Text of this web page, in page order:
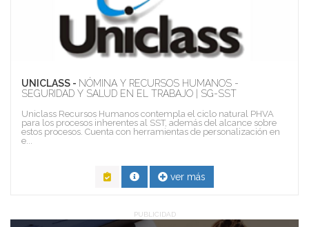
UNICLASS - NÓMINA Y RECURSOS HUMANOS -
SEGURIDAD Y SALUD EN EL TRABAJO | SG-SST
Uniclass Recursos Humanos contempla el ciclo natural PHVA
para los procesos inherentes al SST, además del alcance sobre
estos procesos. Cuenta con herramientas de personalización en
e...
ver más
PUBLICIDAD